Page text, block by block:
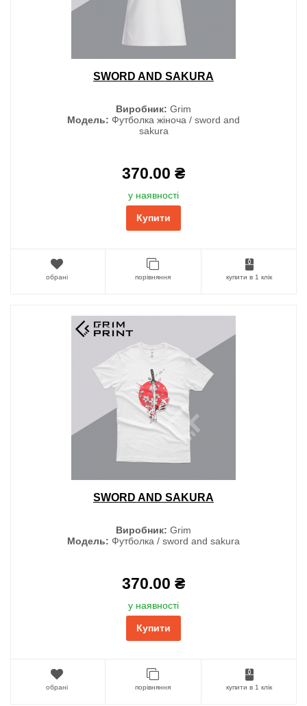
SWORD AND SAKURA
Виробник: Grim
Модель: Футболка жіноча / sword and
sakura
370.00 ₴
у наявності
Купити
обрані порівняння купити в 1 клік
SWORD AND SAKURA
Виробник: Grim
Модель: Футболка / sword and sakura
370.00 ₴
у наявності
Купити
обрані порівняння купити в 1 клік